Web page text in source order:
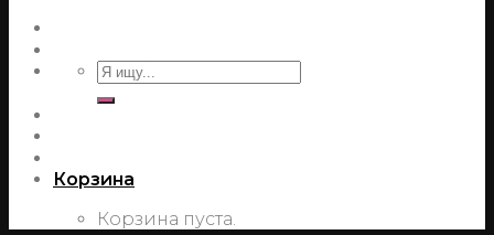
Корзина
Корзина пуста.